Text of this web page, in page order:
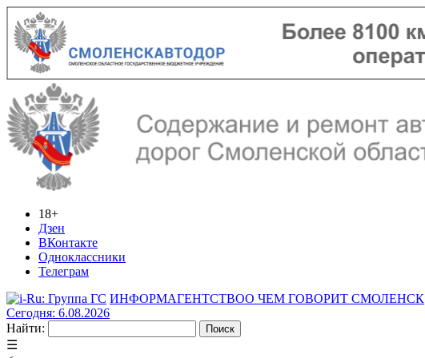
18+
Дзен
ВКонтакте
Одноклассники
Телеграм
ИНФОРМАГЕНТСТВОО ЧЕМ ГОВОРИТ СМОЛЕНСК
Сегодня: 6.08.2026
Найти:
☰